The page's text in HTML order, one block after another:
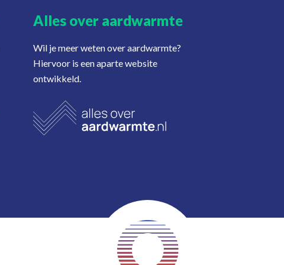
Alles over aardwarmte
Wil je meer weten over aardwarmte?
Hiervoor is een aparte website
ontwikkeld.